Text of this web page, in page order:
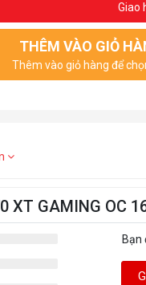
Giao
THÊM VÀO GIỎ
Thêm vào giỏ hàng để
XT GAMING OC
Bạn